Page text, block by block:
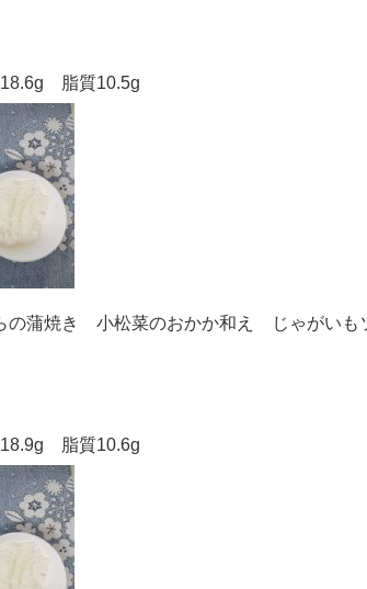
脂質10.5g
蒲焼き 小松菜のおかか和え じゃがいも
脂質10.6g